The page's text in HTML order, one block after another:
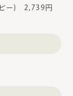
ビー) 2,739円